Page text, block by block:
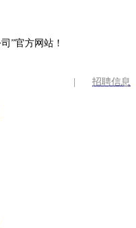
”官方网站！
招聘信息